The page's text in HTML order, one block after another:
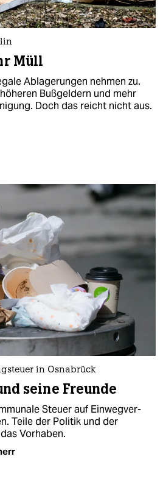
Müll
Ablagerungen nehmen zu.
Bußgeldern und mehr
Doch das reicht nicht aus.
in Osnabrück
seine Freunde
Steuer auf Einwegver­
Teile der Politik und der
Vorhaben.